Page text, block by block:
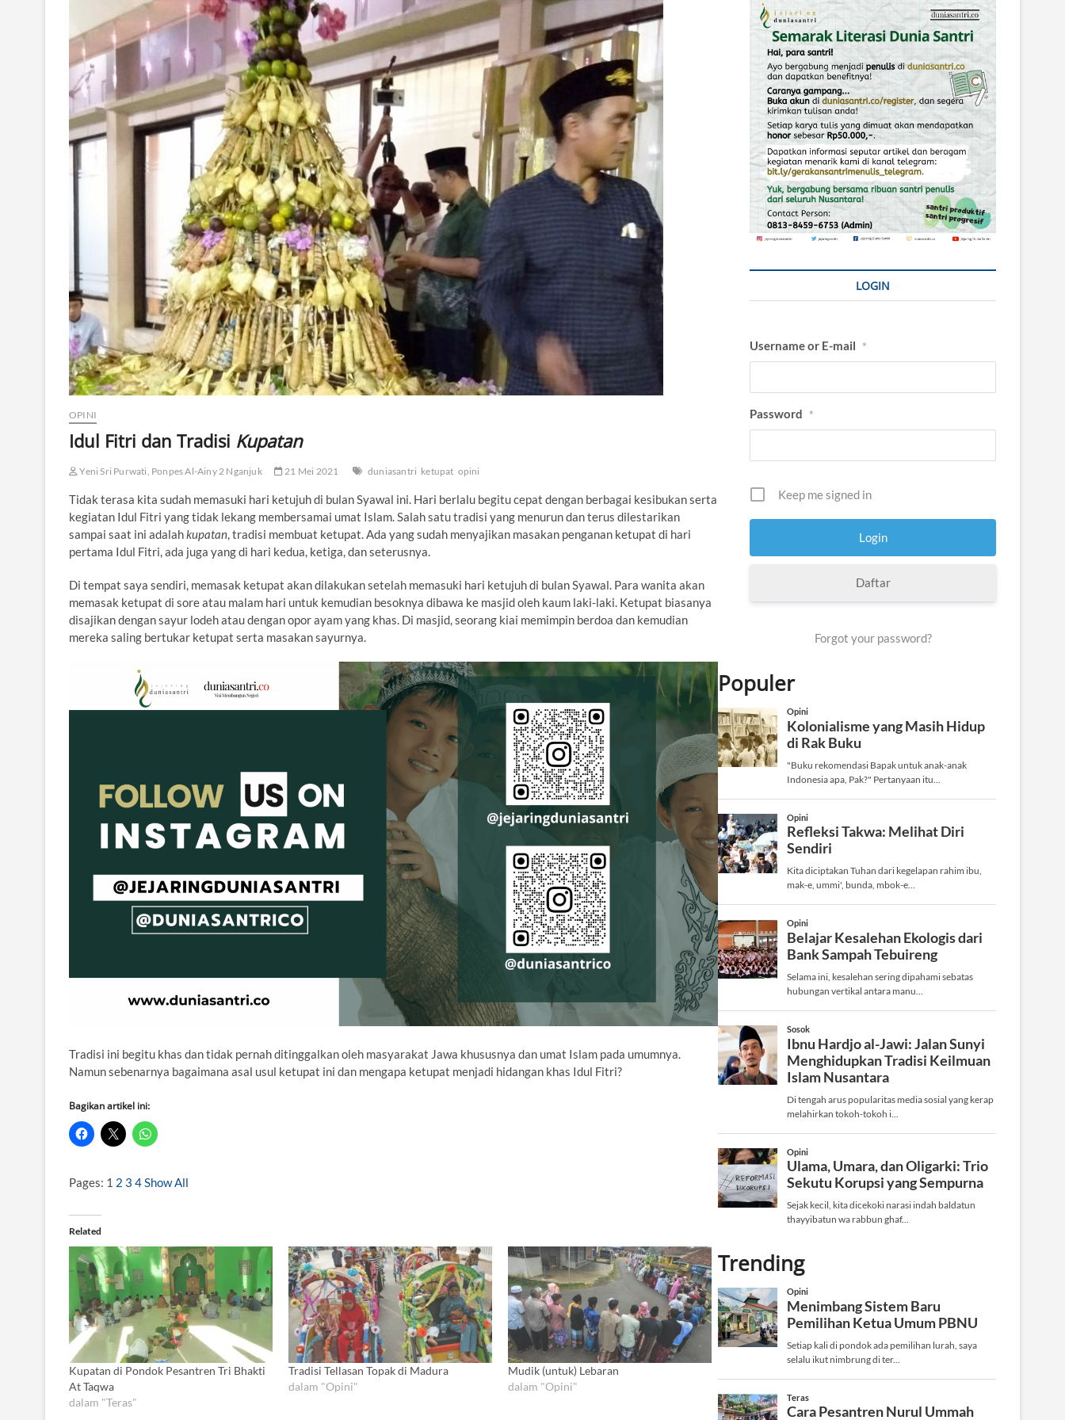
OPINI
Idul Fitri dan Tradisi Kupatan
Yeni Sri Purwati, Ponpes Al-Ainy 2 Nganjuk 21 Mei 2021 duniasantri ketupat opini
Tidak terasa kita sudah memasuki hari ketujuh di bulan Syawal ini. Hari berlalu begitu cepat dengan berbagai kesibukan serta
kegiatan Idul Fitri yang tidak lekang membersamai umat Islam. Salah satu tradisi yang menurun dan terus dilestarikan
sampai saat ini adalahkupatan, tradisi membuat ketupat. Ada yang sudah menyajikan masakan penganan ketupat di hari
pertama Idul Fitri, ada juga yang di hari kedua, ketiga, dan seterusnya.
Di tempat saya sendiri, memasak ketupat akan dilakukan setelah memasuki hari ketujuh di bulan Syawal. Para wanita akan
memasak ketupat di sore atau malam hari untuk kemudian besoknya dibawa ke masjid oleh kaum laki-laki. Ketupat biasanya
disajikan dengan sayur lodeh atau dengan opor ayam yang khas. Di masjid, seorang kiai memimpin berdoa dan kemudian
mereka saling bertukar ketupat serta masakan sayurnya.
Tradisi ini begitu khas dan tidak pernah ditinggalkan oleh masyarakat Jawa khususnya dan umat Islam pada umumnya.
Namun sebenarnya bagaimana asal usul ketupat ini dan mengapa ketupat menjadi hidangan khas Idul Fitri?
Bagikan artikel ini:
Pages: 1 2 3 4Show All
Related
Kupatan di Pondok Pesantren Tri Bhakti
At Taqwa
dalam "Teras"
Tradisi Tellasan Topak di Madura
dalam "Opini"
Mudik (untuk) Lebaran
dalam "Opini"
LOGIN
Username or E-mail *
Password *
Keep me signed in
Daftar
Forgot your password?
Populer
Trending